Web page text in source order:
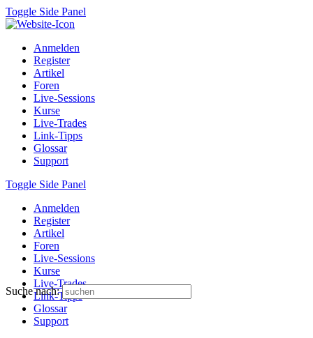
Toggle Side Panel
Anmelden
Register
Artikel
Foren
Live-Sessions
Kurse
Live-Trades
Link-Tipps
Glossar
Support
Toggle Side Panel
Anmelden
Register
Artikel
Foren
Live-Sessions
Kurse
Live-Trades
Link-Tipps
Glossar
Support
Suche nach: